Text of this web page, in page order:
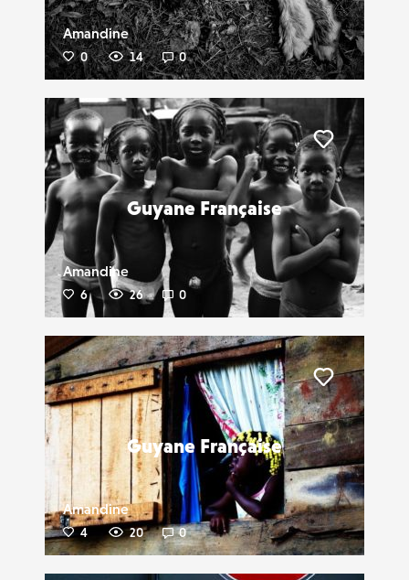
Amandine
0 14 0
Guyane Française
Amandine
6 26 0
Liker
Guyane Française
Amandine
4 20 0
Liker